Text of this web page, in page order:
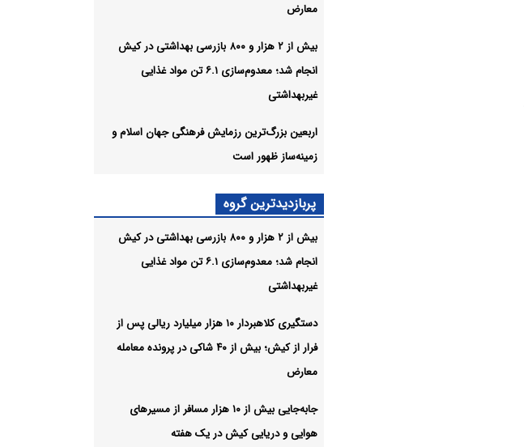
معارض
بیش از ۲ هزار و ۸۰۰ بازرسی بهداشتی در کیش
انجام شد؛ معدوم‌سازی ۶.۱ تن مواد غذایی
غیربهداشتی
اربعین بزرگ‌ترین رزمایش فرهنگی جهان اسلام و
زمینه‌ساز ظهور است
پربازدیدترین گروه
بیش از ۲ هزار و ۸۰۰ بازرسی بهداشتی در کیش
انجام شد؛ معدوم‌سازی ۶.۱ تن مواد غذایی
غیربهداشتی
دستگیری کلاهبردار ۱۰ هزار میلیارد ریالی پس از
فرار از کیش؛ بیش از ۴۰ شاکی در پرونده معامله
معارض
جابه‌جایی بیش از ۱۰ هزار مسافر از مسیرهای
هوایی و دریایی کیش در یک هفته